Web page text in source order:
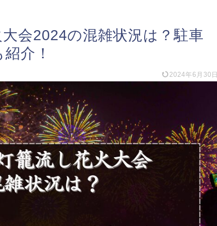
会2024の混雑状況は？駐車
介！
2024年6月30日